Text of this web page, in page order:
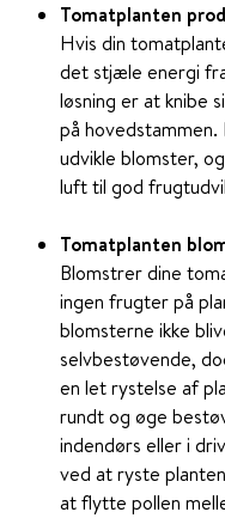
Tomatplanten
Hvis din
det stjæle energi
løsning er at knibe
på
udvikle blomster,
luft til god
Tomatplanten
Blomstrer dine
ingen frugter på
blomsterne ikke
selvbestøvende,
en let rystelse af
rundt og øge
indendørs eller i
ved at ryste
at flytte pollen